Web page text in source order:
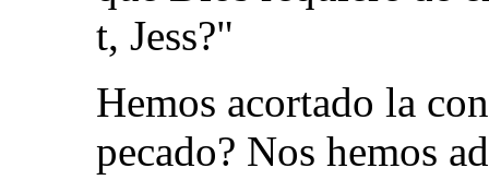
t, Jess?"
Hemos acortado la
pecado? Nos hemos